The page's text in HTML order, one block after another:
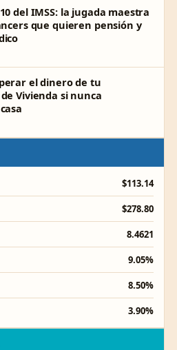
del IMSS: la jugada maestra
que quieren pensión y
el dinero de tu
Vivienda si nunca
$113.14
$278.80
8.4621
9.05%
8.50%
3.90%